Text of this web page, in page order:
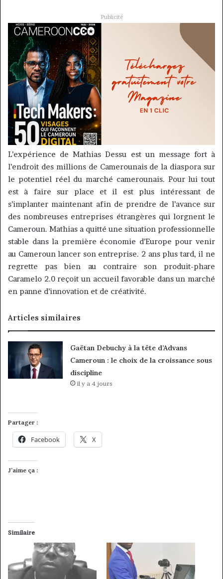
Publicité
L’expérience de Mathias Dessu est un message fort à
l’endroit des millions de Camerounaisde la diaspora sur
le potentiel réel du marché camerounais. Pour lui tout
est à faire sur place et il est plus intéressant de
s’implanter maintenant afin de prendre de l’avance sur
des nombreuses entreprises étrangèresqui lorgnent le
Cameroun. Mathias a quitté une situation professionnelle
stable dans la première économie d’Europe pour venir
au Cameroun lancer son entreprise. 2 ans plus tard, il ne
regrette pas bien au contraire son produit-phare
Caramelo 2.0 reçoit un accueil favorable dans un marché
en panne d’innovation et de créativité.
Articles similaires
Gaëtan Debuchy à la tête d’Advans
Cameroun : le choix de la croissance sous
discipline
il y a 4 jours
Partager :
Facebook X
J’aime ça :
Similaire